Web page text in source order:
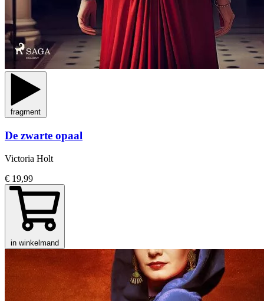
fragment
De zwarte opaal
Victoria Holt
€ 19,99
in winkelmand